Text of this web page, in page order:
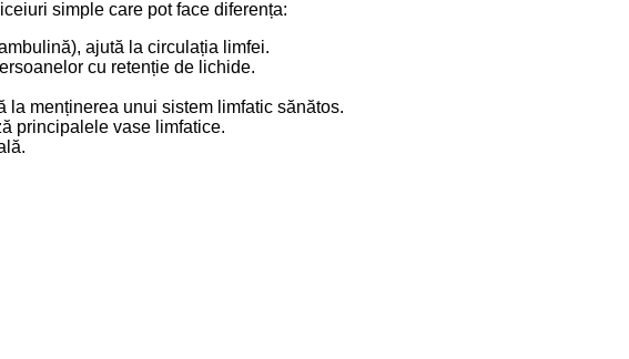
simple care pot face diferența:
ajută la circulația limfei.
cu retenție de lichide.
menținerea unui sistem limfatic sănătos.
principalele vase limfatice.